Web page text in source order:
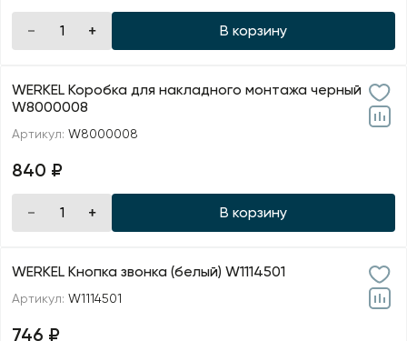
В корзину
WERKEL Коробка для накладного монтажа черный
W8000008
Артикул: W8000008
840 ₽
В корзину
WERKEL Кнопка звонка (белый) W1114501
Артикул: W1114501
746 ₽